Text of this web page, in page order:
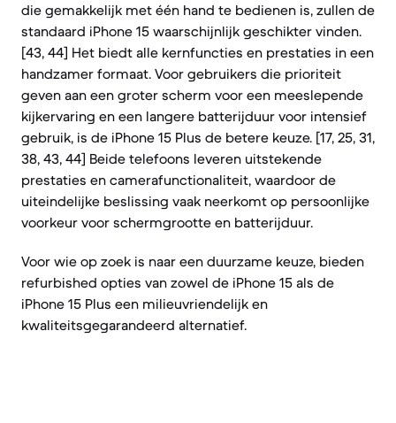
die gemakkelijk met één hand te bedienen is, zullen de
standaard iPhone 15 waarschijnlijk geschikter vinden.
[43, 44] Het biedt alle kernfuncties en prestaties in een
handzamer formaat. Voor gebruikers die prioriteit
geven aan een groter scherm voor een meeslepende
kijkervaring en een langere batterijduur voor intensief
gebruik, is de iPhone 15 Plus de betere keuze. [17, 25, 31,
38, 43, 44] Beide telefoons leveren uitstekende
prestaties en camerafunctionaliteit, waardoor de
uiteindelijke beslissing vaak neerkomt op persoonlijke
voorkeur voor schermgrootte en batterijduur.
Voor wie op zoek is naar een duurzame keuze, bieden
refurbished opties van zowel de iPhone 15 als de
iPhone 15 Plus een milieuvriendelijk en
kwaliteitsgegarandeerd alternatief.